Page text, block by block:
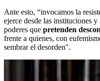
Ante esto,⁠ “invocamos la
ejerce desde las instituciones
poderes que pretenden
frente a quienes, con
sembrar el desorden".